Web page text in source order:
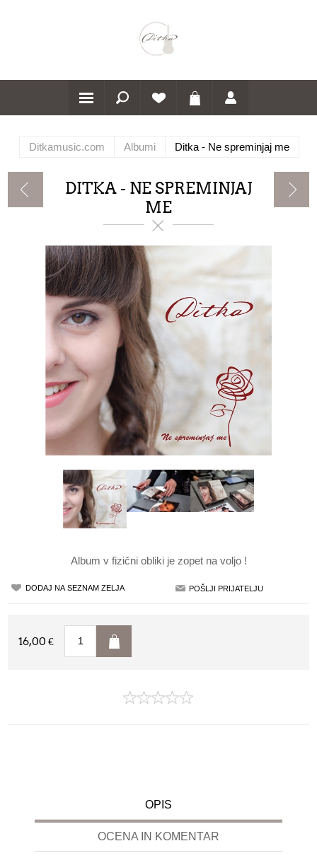
Ditkamusic.com Albumi Ditka - Ne spreminjaj me
DITKA - NE SPREMINJAJ
ME
Album v fizični obliki je zopet na voljo !
16,00 €
OPIS
OCENA IN KOMENTAR